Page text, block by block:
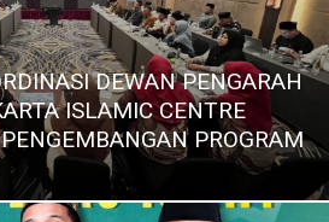
DEWAN PENGARAH
ISLAMIC CENTRE
PROGRAM